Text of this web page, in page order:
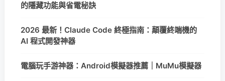
的隱藏功能與省電秘訣
2026 最新！Claude Code 終極指南：顛覆終端機的
AI 程式開發神器
電腦玩手游神器：Android模擬器推薦｜MuMu模擬器